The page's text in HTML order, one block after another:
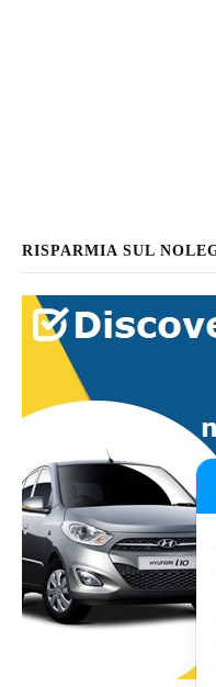
RISPARMIA SUL